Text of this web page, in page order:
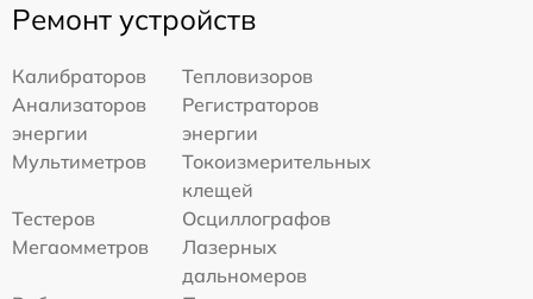
Ремонт устройств
Калибраторов
Тепловизоров
Анализаторов
энергии
Регистраторов
энергии
Мультиметров
Токоизмерительных
клещей
Тестеров
Осциллографов
Мегаомметров
Лазерных
дальномеров